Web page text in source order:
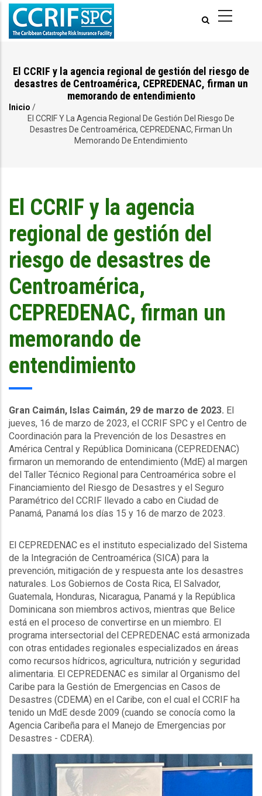
Pasar
contenido
El CCRIF y la agencia regional de gestión del riesgo de
desastres de Centroamérica, CEPREDENAC, firman un
memorando de entendimiento
Ruta
Inicio /
El CCRIF Y La Agencia Regional De Gestión Del Riesgo De
Desastres De Centroamérica, CEPREDENAC, Firman Un
Memorando De Entendimiento
El CCRIF y la agencia
regional de gestión del
riesgo de desastres de
Centroamérica,
CEPREDENAC, firman un
memorando de
entendimiento
Gran Caimán, Islas Caimán, 29 de marzo de 2023. El
jueves, 16 de marzo de 2023, el CCRIF SPC y el Centro de
Coordinación para la Prevención de los Desastres en
América Central y República Dominicana (CEPREDENAC)
firmaron un memorando de entendimiento (MdE) al margen
del Taller Técnico Regional para Centroamérica sobre el
Financiamiento del Riesgo de Desastres y el Seguro
Paramétrico del CCRIF llevado a cabo en Ciudad de
Panamá, Panamá los días 15 y 16 de marzo de 2023.
El CEPREDENAC es el instituto especializado del Sistema
de la Integración de Centroamérica (SICA) para la
prevención, mitigación de y respuesta ante los desastres
naturales. Los Gobiernos de Costa Rica, El Salvador,
Guatemala, Honduras, Nicaragua, Panamá y la República
Dominicana son miembros activos, mientras que Belice
está en el proceso de convertirse en un miembro. El
programa intersectorial del CEPREDENAC está armonizada
con otras entidades regionales especializados en áreas
como recursos hídricos, agricultura, nutrición y seguridad
alimentaria. El CEPREDENAC es similar al Organismo del
Caribe para la Gestión de Emergencias en Casos de
Desastres (CDEMA) en el Caribe, con el cual el CCRIF ha
tenido un MdE desde 2009 (cuando se conocía como la
Agencia Caribeña para el Manejo de Emergencias por
Desastres - CDERA).